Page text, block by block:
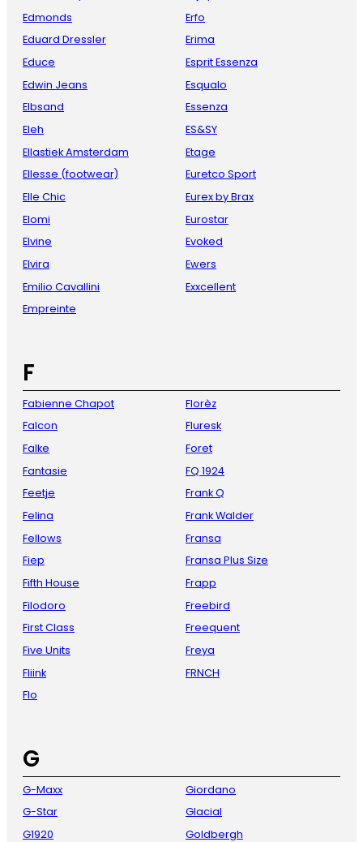
Edmonds
Eduard Dressler
Educe
Edwin Jeans
Elbsand
Eleh
Ellastiek Amsterdam
Ellesse (footwear)
Elle Chic
Elomi
Elvine
Elvira
Emilio Cavallini
Empreinte
Erfo
Erima
Esprit Essenza
Esqualo
Essenza
ES&SY
Etage
Euretco Sport
Eurex by Brax
Eurostar
Evoked
Ewers
Exxcellent
F
Fabienne Chapot
Falcon
Falke
Fantasie
Feetje
Felina
Fellows
Fiep
Fifth House
Filodoro
First Class
Five Units
Fliink
Flo
Florèz
Fluresk
Foret
FQ 1924
Frank Q
Frank Walder
Fransa
Fransa Plus Size
Frapp
Freebird
Freequent
Freya
FRNCH
G
G-Maxx
G-Star
G1920
Giordano
Glacial
Goldbergh